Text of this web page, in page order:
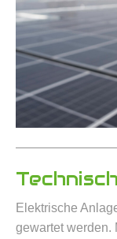
Elektrische
gewartet werden.